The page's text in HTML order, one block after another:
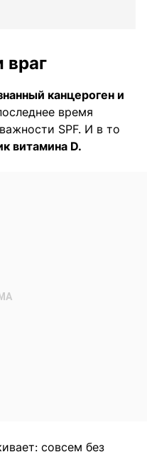
враг
канцероген и
время
SPF. И в то
витамина D.
совсем без